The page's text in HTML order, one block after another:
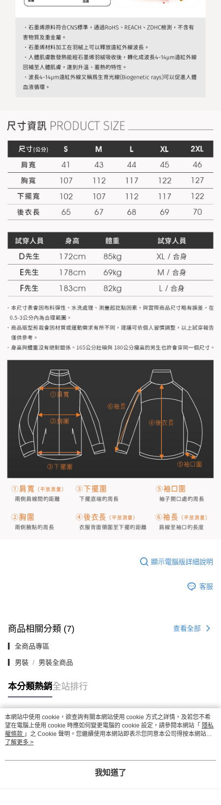
顯示電腦版詳細說明
客服
商品相關分類 (7) 查看全部
▎全商品專區
▎男裝 男裝全商品
本分類熱銷全站排行
熱門標籤
本網站中使用 cookie，欲查詢有關本網站使用 cookie 方式之詳情，及若您不希
望在電腦上使用 cookie 時應如何變更電腦的 cookie 設定，請參閱本網站「 隱私
權條款 」之 Cookie 聲明。您繼續使用本網站即表示您同意本公司得按本網站使
用條款之 Cookie 聲明使用 cookie。
了解更多 >
我知道了